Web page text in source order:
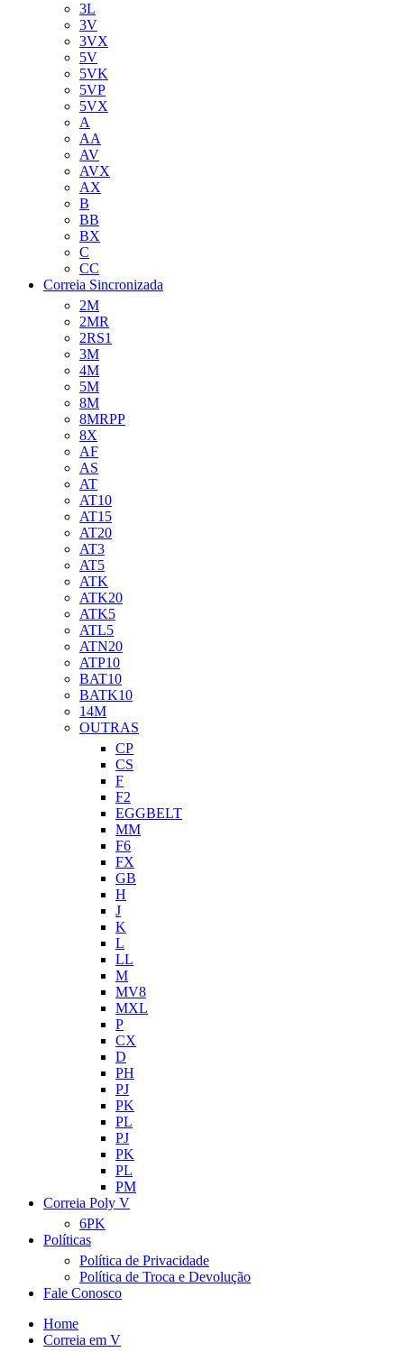
3L
3V
3VX
5V
5VK
5VP
5VX
A
AA
AV
AVX
AX
B
BB
BX
C
CC
Correia Sincronizada
2M
2MR
2RS1
3M
4M
5M
8M
8MRPP
8X
AF
AS
AT
AT10
AT15
AT20
AT3
AT5
ATK
ATK20
ATK5
ATL5
ATN20
ATP10
BAT10
BATK10
14M
OUTRAS
CP
CS
F
F2
EGGBELT
MM
F6
FX
GB
H
J
K
L
LL
M
MV8
MXL
P
CX
D
PH
PJ
PK
PL
PJ
PK
PL
PM
Correia Poly V
6PK
Políticas
Política de Privacidade
Política de Troca e Devolução
Fale Conosco
Home
Correia em V